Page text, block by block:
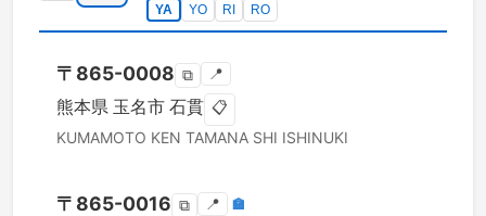
YA
YO RI RO
〒 865-0008 ⧉ 📍
熊本県 玉名市 石貫 📋
KUMAMOTO KEN TAMANA SHI ISHINUKI
〒 865-0016 ⧉ 📍 🏣